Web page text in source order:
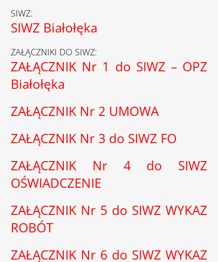
SIWZ:
SIWZ Białołęka
ZAŁĄCZNIKI DO SIWZ:
ZAŁĄCZNIK Nr 1 do SIWZ – OPZ
Białołęka
ZAŁĄCZNIK Nr 2 UMOWA
ZAŁĄCZNIK Nr 3 do SIWZ FO
ZAŁĄCZNIK Nr 4 do SIWZ
OŚWIADCZENIE
ZAŁĄCZNIK Nr 5 do SIWZ WYKAZ
ROBÓT
ZAŁĄCZNIK Nr 6 do SIWZ WYKAZ